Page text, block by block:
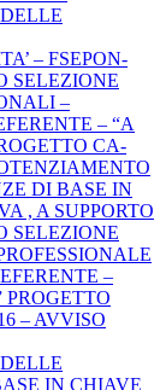
– FSEPON-
SELEZIONE
–
– “A
CA-
DI BASE IN
, A SUPPORTO
SELEZIONE
–
– AVVISO
IN CHIAVE